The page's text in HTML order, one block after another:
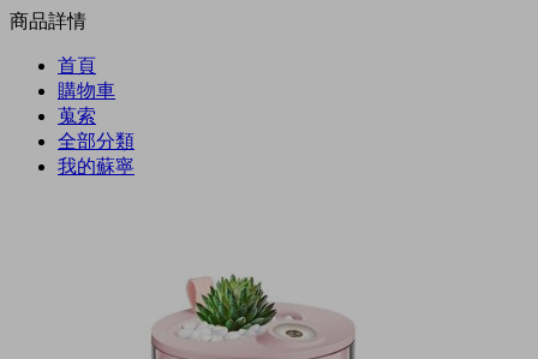
商品詳情
首頁
購物車
蒐索
全部分類
我的蘇寧